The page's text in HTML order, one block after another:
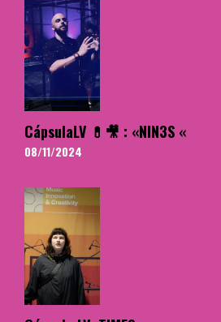
CápsulaLV 💊🎥 : «NIN3S «
08/11/2024